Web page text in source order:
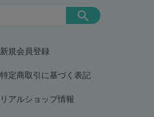
新規会員登録
特定商取引に基づく表記
リアルショップ情報